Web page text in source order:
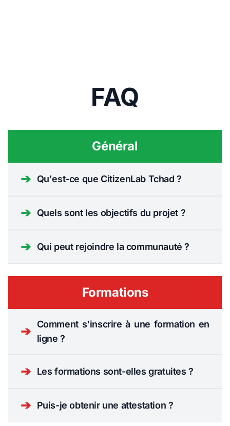
FAQ
Général
➔ Qu'est-ce que CitizenLab Tchad ?
➔ Quels sont les objectifs du projet ?
➔ Qui peut rejoindre la communauté ?
Formations
➔
Comment s'inscrire à une formation en
ligne ?
➔ Les formations sont-elles gratuites ?
➔ Puis-je obtenir une attestation ?